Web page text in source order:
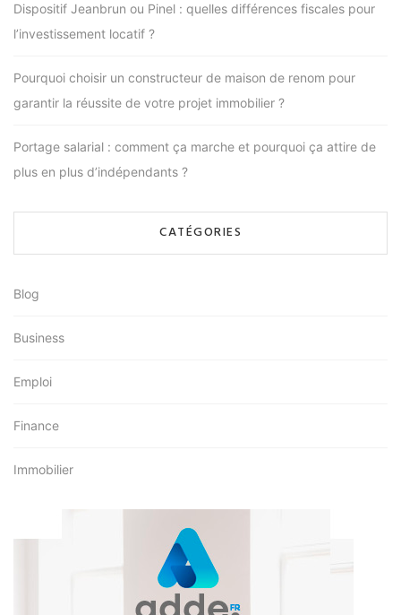
Dispositif Jeanbrun ou Pinel : quelles différences fiscales pour
l’investissement locatif ?
Pourquoi choisir un constructeur de maison de renom pour
garantir la réussite de votre projet immobilier ?
Portage salarial : comment ça marche et pourquoi ça attire de
plus en plus d’indépendants ?
CATÉGORIES
Blog
Business
Emploi
Finance
Immobilier